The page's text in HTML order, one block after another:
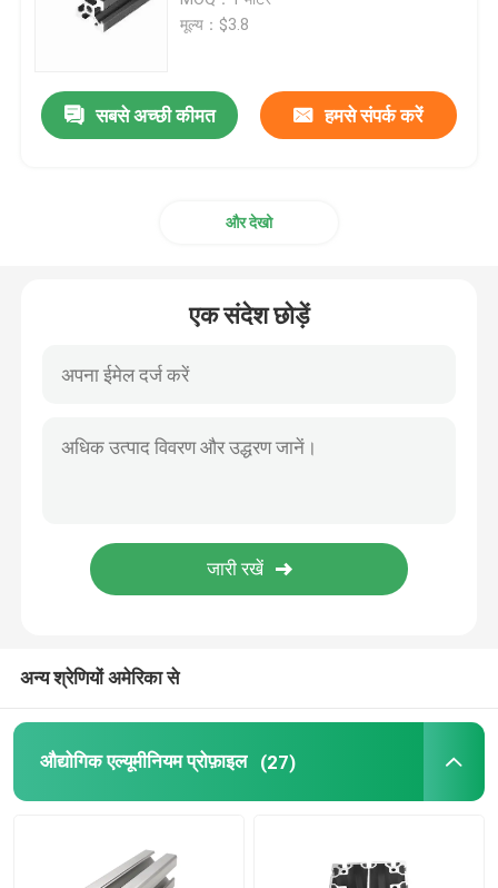
अनुकूलित एल्यूमीनियम प्रोफ़ाइल
मूल्य：$3.8
सबसे अच्छी कीमत हमसे संपर्क करें
और देखो
एक संदेश छोड़ें
अन्य श्रेणियों अमेरिका से
औद्योगिक एल्यूमीनियम प्रोफ़ाइल (27)